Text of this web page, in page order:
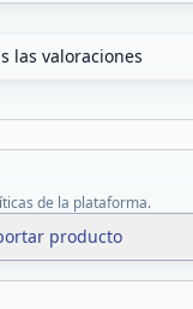
las valoraciones
de la plataforma.
producto